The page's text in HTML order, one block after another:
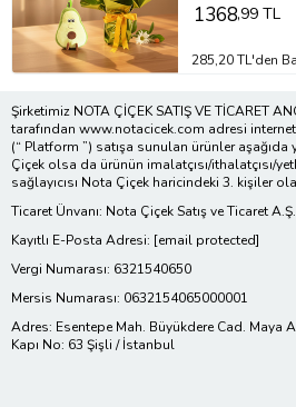
1368,99 TL
285,20 TL'den
Şirketimiz NOTA ÇİÇEK SATIŞ VE TİCARET
tarafından www.notacicek.com adresi
(“ Platform ”) satışa sunulan ürünler aşağıda
Çiçek olsa da ürünün imalatçısı/ithalatçısı/
sağlayıcısı Nota Çiçek haricindeki 3. kişiler
Ticaret Ünvanı: Nota Çiçek Satış ve Ticaret A.Ş.
Kayıtlı E-Posta Adresi: [email protected]
Vergi Numarası: 6321540650
Mersis Numarası: 0632154065000001
Adres: Esentepe Mah. Büyükdere Cad. Maya
Kapı No: 63 Şişli / İstanbul